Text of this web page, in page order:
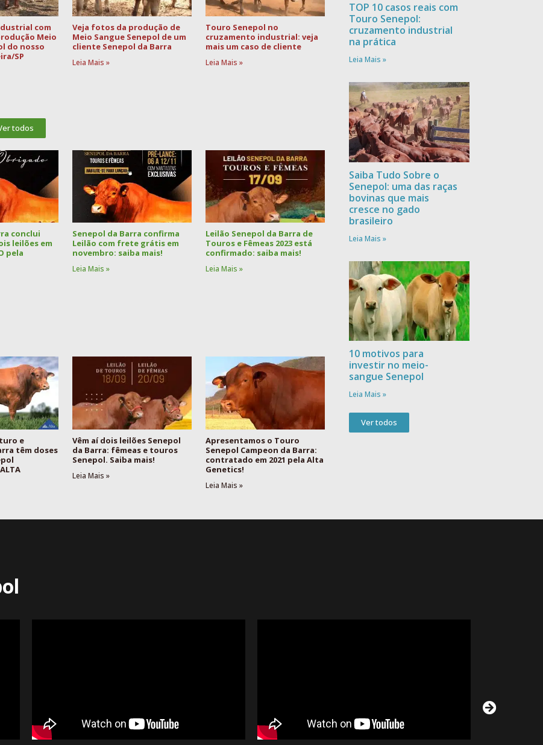
com
Meio
do nosso
SP
Veja fotos da produção de
Meio Sangue Senepol de um
cliente Senepol da Barra
Leia Mais »
Touro Senepol no
cruzamento industrial: veja
mais um caso de cliente
Leia Mais »
todos
conclui
leilões em
pela
Senepol da Barra confirma
Leilão com frete grátis em
novembro: saiba mais!
Leia Mais »
Leilão Senepol da Barra de
Touros e Fêmeas 2023 está
confirmado: saiba mais!
Leia Mais »
e
têm doses
Vêm aí dois leilões Senepol
da Barra: fêmeas e touros
Senepol. Saiba mais!
Leia Mais »
Apresentamos o Touro
Senepol Campeon da Barra:
contratado em 2021 pela Alta
Genetics!
Leia Mais »
TOP 10 casos reais com
Touro Senepol:
cruzamento industrial
na prática
Leia Mais »
Saiba Tudo Sobre o
Senepol: uma das raças
bovinas que mais
cresce no gado
brasileiro
Leia Mais »
10 motivos para
investir no meio-
sangue Senepol
Leia Mais »
Ver todos